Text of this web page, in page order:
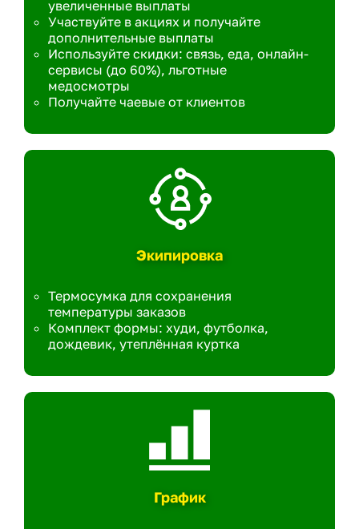
увеличенные выплаты
Участвуйте в акциях и получайте
дополнительные выплаты
Используйте скидки: связь, еда, онлайн-
сервисы (до 60%), льготные
медосмотры
Получайте чаевые от клиентов
Экипировка
Термосумка для сохранения
температуры заказов
Комплект формы: худи, футболка,
дождевик, утеплённая куртка
График